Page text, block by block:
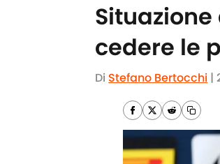
cedere le
Di Stefano Bertocchi |